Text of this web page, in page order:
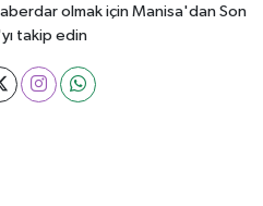
olmak için Manisa'dan Son
takip edin